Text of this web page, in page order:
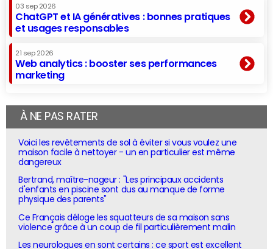
03 sep 2026
ChatGPT et IA génératives : bonnes pratiques
et usages responsables
21 sep 2026
Web analytics : booster ses performances
marketing
À NE PAS RATER
Voici les revêtements de sol à éviter si vous voulez une
maison facile à nettoyer - un en particulier est même
dangereux
Bertrand, maître-nageur : "Les principaux accidents
d'enfants en piscine sont dus au manque de forme
physique des parents"
Ce Français déloge les squatteurs de sa maison sans
violence grâce à un coup de fil particulièrement malin
Les neurologues en sont certains : ce sport est excellent